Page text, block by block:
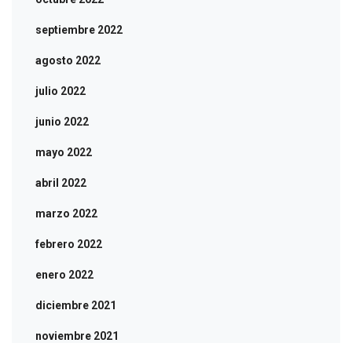
septiembre 2022
agosto 2022
julio 2022
junio 2022
mayo 2022
abril 2022
marzo 2022
febrero 2022
enero 2022
diciembre 2021
noviembre 2021